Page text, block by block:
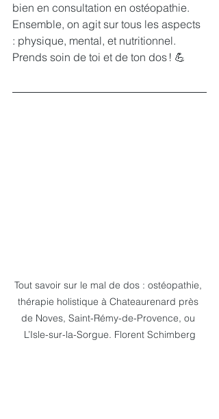
bien en consultation en ostéopathie.
Ensemble, on agit sur tous les aspects
: physique, mental, et nutritionnel.
Prends soin de toi et de ton dos ! 💪
Tout savoir sur le mal de dos : ostéopathie,
thérapie holistique à Chateaurenard près
de Noves, Saint-Rémy-de-Provence, ou
L’Isle-sur-la-Sorgue. Florent Schimberg